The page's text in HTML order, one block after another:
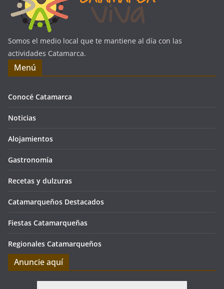
Somos el medio local que te mantiene al día con las
actividades Catamarca.
Menú
Conocé Catamarca
Noticias
Alojamientos
Gastronomía
Recetas y dulzuras
Catamarqueños Destacados
Fiestas Catamarqueñas
Regionales Catamarqueños
Anuncie aquí